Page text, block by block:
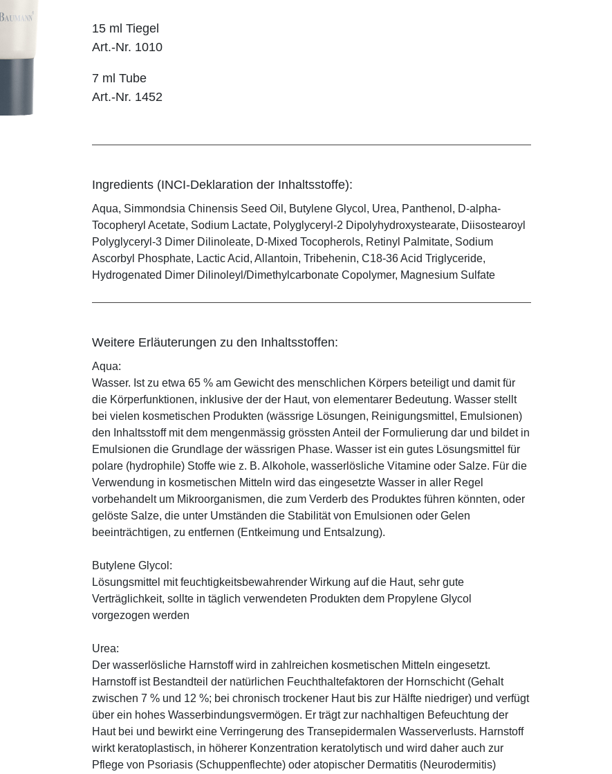
15 ml Tiegel
Art.-Nr. 1010
7 ml Tube
Art.-Nr. 1452
Ingredients (INCI-Deklaration der Inhaltsstoffe):
Aqua, Simmondsia Chinensis Seed Oil, Butylene Glycol, Urea, Panthenol, D-alpha-
Tocopheryl Acetate, Sodium Lactate, Polyglyceryl-2 Dipolyhydroxystearate, Diisostearoyl
Polyglyceryl-3 Dimer Dilinoleate, D-Mixed Tocopherols, Retinyl Palmitate, Sodium
Ascorbyl Phosphate, Lactic Acid, Allantoin, Tribehenin, C18-36 Acid Triglyceride,
Hydrogenated Dimer Dilinoleyl/Dimethylcarbonate Copolymer, Magnesium Sulfate
Weitere Erläuterungen zu den Inhaltsstoffen:
Aqua:
Wasser. Ist zu etwa 65 % am Gewicht des menschlichen Körpers beteiligt und damit für
die Körperfunktionen, inklusive der der Haut, von elementarer Bedeutung. Wasser stellt
bei vielen kosmetischen Produkten (wässrige Lösungen, Reinigungsmittel, Emulsionen)
den Inhaltsstoff mit dem mengenmässig grössten Anteil der Formulierung dar und bildet in
Emulsionen die Grundlage der wässrigen Phase. Wasser ist ein gutes Lösungsmittel für
polare (hydrophile) Stoffe wie z. B. Alkohole, wasserlösliche Vitamine oder Salze. Für die
Verwendung in kosmetischen Mitteln wird das eingesetzte Wasser in aller Regel
vorbehandelt um Mikroorganismen, die zum Verderb des Produktes führen könnten, oder
gelöste Salze, die unter Umständen die Stabilität von Emulsionen oder Gelen
beeinträchtigen, zu entfernen (Entkeimung und Entsalzung).
Butylene Glycol:
Lösungsmittel mit feuchtigkeitsbewahrender Wirkung auf die Haut, sehr gute
Verträglichkeit, sollte in täglich verwendeten Produkten dem Propylene Glycol
vorgezogen werden
Urea:
Der wasserlösliche Harnstoff wird in zahlreichen kosmetischen Mitteln eingesetzt.
Harnstoff ist Bestandteil der natürlichen Feuchthaltefaktoren der Hornschicht (Gehalt
zwischen 7 % und 12 %; bei chronisch trockener Haut bis zur Hälfte niedriger) und verfügt
über ein hohes Wasserbindungsvermögen. Er trägt zur nachhaltigen Befeuchtung der
Haut bei und bewirkt eine Verringerung des Transepidermalen Wasserverlusts. Harnstoff
wirkt keratoplastisch, in höherer Konzentration keratolytisch und wird daher auch zur
Pflege von Psoriasis (Schuppenflechte) oder atopischer Dermatitis (Neurodermitis)